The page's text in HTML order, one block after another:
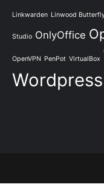
Linkwarden Linwood
Studio OnlyOffice
OpenVPN PenPot VirtualBox
Wordpress